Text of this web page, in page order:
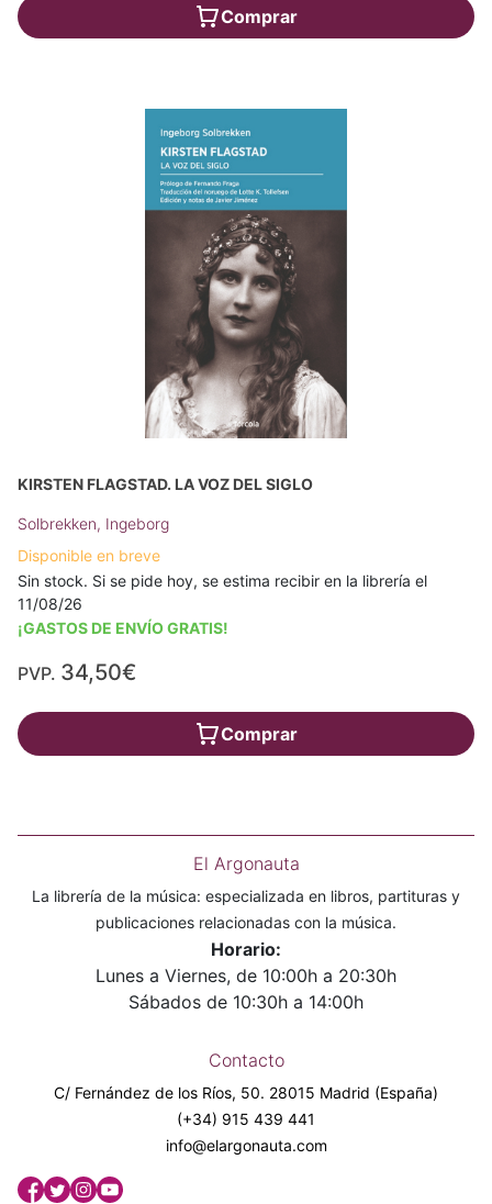
Comprar
KIRSTEN FLAGSTAD. LA VOZ DEL SIGLO
Solbrekken, Ingeborg
Disponible en breve
Sin stock. Si se pide hoy, se estima recibir en la librería el
11/08/26
¡GASTOS DE ENVÍO GRATIS!
PVP. 34,50€
Comprar
El Argonauta
La librería de la música: especializada en libros, partituras y
publicaciones relacionadas con la música.
Horario:
Lunes a Viernes, de 10:00h a 20:30h
Sábados de 10:30h a 14:00h
Contacto
C/ Fernández de los Ríos, 50. 28015 Madrid (España)
(+34) 915 439 441
info@elargonauta.com